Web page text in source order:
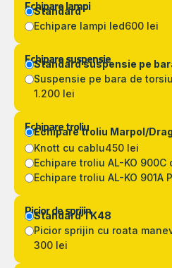
Echipare lampi
Standard
Echipare lampi led600 lei
Echipare suspensie
Standard suspensie pe
Suspensie pe bara de
1.200 lei
Echipare troliu
Echipare troliu Marpol/
Knott cu cablu450 lei
Echipare troliu AL-KO 900C
Echipare troliu AL-KO 901A
Picior de sprijin
Standard TK48
Picior sprijin cu roata
300 lei